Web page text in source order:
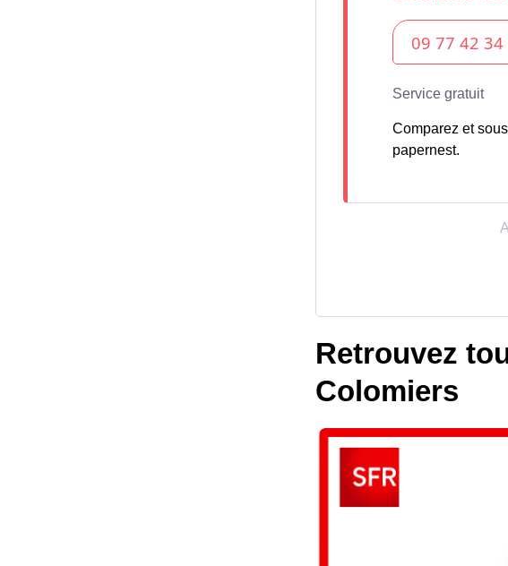
Comparez et
papernest.
Retrouvez
Colomiers